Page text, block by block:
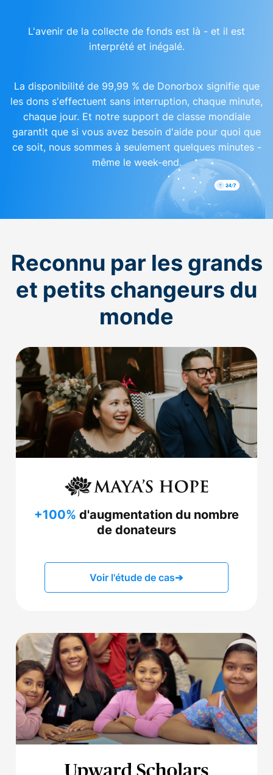
L'avenir de la collecte de fonds est là - et il est
interprété et inégalé.
La disponibilité de 99,99 % de Donorbox signifie que
les dons s'effectuent sans interruption, chaque minute,
chaque jour. Et notre support de classe mondiale
garantit que si vous avez besoin d'aide pour quoi que
ce soit, nous sommes à seulement quelques minutes -
même le week-end.
Reconnu par les grands
et petits changeurs du
monde
+100% d'augmentation du nombre
de donateurs
Voir l'étude de cas➔